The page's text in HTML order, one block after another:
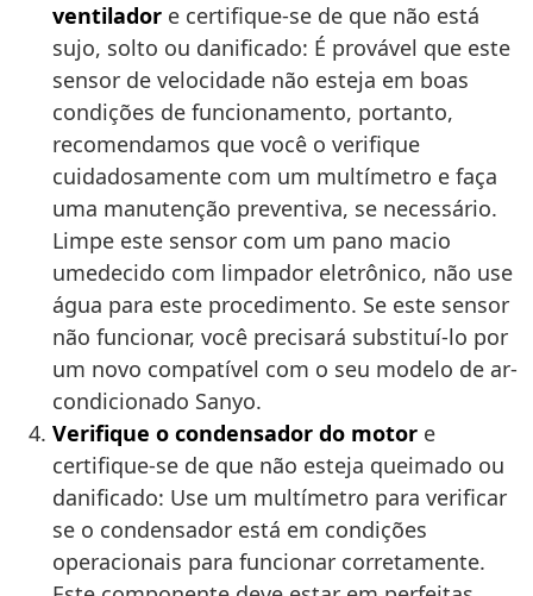
ventilador e certifique-se de que não está
sujo, solto ou danificado: É provável que este
sensor de velocidade não esteja em boas
condições de funcionamento, portanto,
recomendamos que você o verifique
cuidadosamente com um multímetro e faça
uma manutenção preventiva, se necessário.
Limpe este sensor com um pano macio
umedecido com limpador eletrônico, não use
água para este procedimento. Se este sensor
não funcionar, você precisará substituí-lo por
um novo compatível com o seu modelo de ar-
condicionado Sanyo.
Verifique o condensador do motor e
certifique-se de que não esteja queimado ou
danificado: Use um multímetro para verificar
se o condensador está em condições
operacionais para funcionar corretamente.